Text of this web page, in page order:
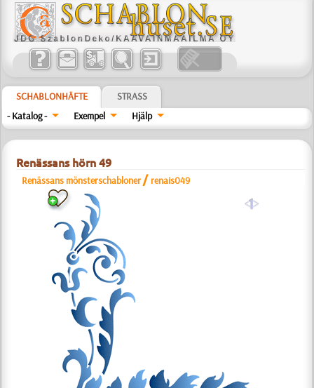
SCHABLONHÄFTE
STRASS
- Katalog -
Exempel Hjälp
Renässans hörn 49
Renässans mönsterschabloner / renais049
a